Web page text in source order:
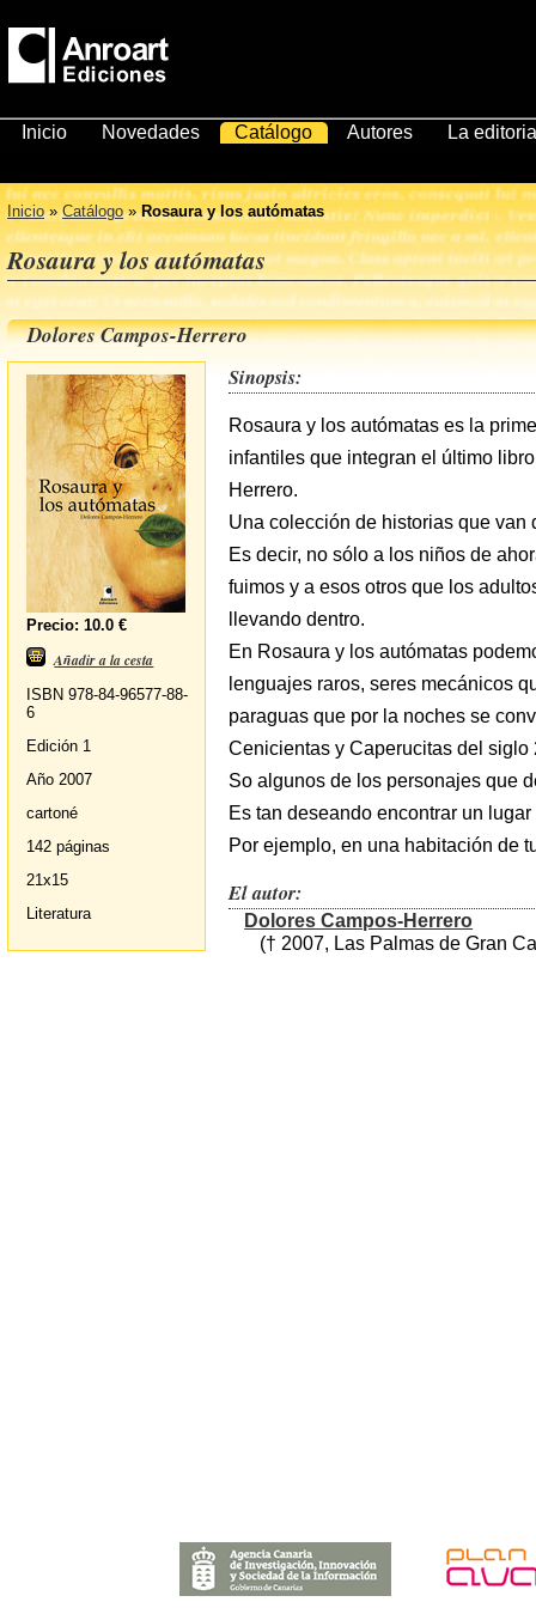
Inicio Novedades Catálogo Autores La
Inicio»Catálogo»Rosaura y los autómatas
Rosaura y los autómatas
Dolores Campos-Herrero
Precio: 10.0 €
Añadir a la cesta
ISBN 978-84-96577-88-
6
Edición 1
Año 2007
cartoné
142 páginas
21x15
Literatura
Sinopsis:
Rosaura y los autómatas es la
infantiles que integran el último
Herrero.
Una colección de historias que
Es decir, no sólo a los niños de
fuimos y a esos otros que los
llevando dentro.
En Rosaura y los autómatas
lenguajes raros, seres mecánicos
paraguas que por la noches se
Cenicientas y Caperucitas del siglo
So algunos de los personajes que
Es tan deseando encontrar un
Por ejemplo, en una habitación de
El autor:
Dolores Campos-Herrero
(† 2007, Las Palmas de Gran